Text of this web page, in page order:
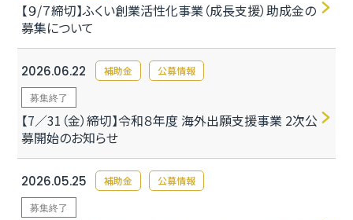
【９/７締切】ふくい創業活性化事業（成長支援）助成金の
募集について
2026.06.22 補助金 公募情報
募集終了
【7／31（金）締切】令和８年度 海外出願支援事業 2次公
募開始のお知らせ
2026.05.25 補助金 公募情報
募集終了